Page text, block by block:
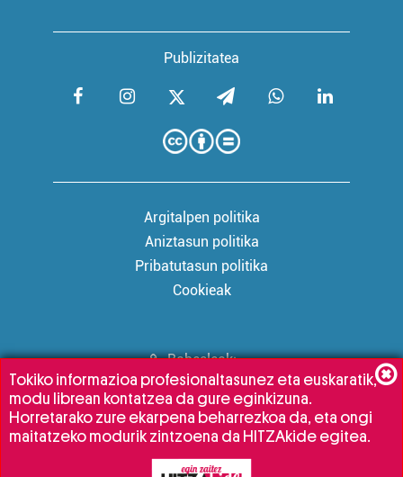
Publizitatea
Argitalpen politika
Aniztasun politika
Pribatutasun politika
Cookieak
Babesleak:
Tokiko informazioa profesionaltasunez eta euskaratik,
modu librean kontatzea da gure eginkizuna.
Horretarako zure ekarpena beharrezkoa da, eta ongi
maitatzeko modurik zintzoena da HITZAkide egitea.